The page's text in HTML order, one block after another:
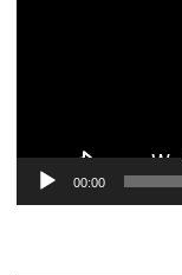
00:00